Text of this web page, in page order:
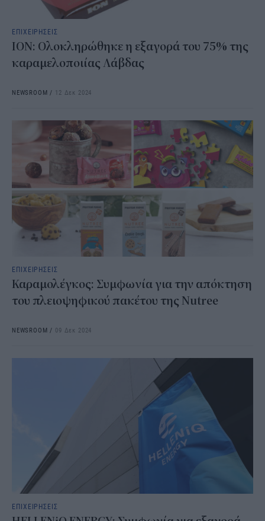
ΕΠΙΧΕΙΡΗΣΕΙΣ
ΙΟΝ: Ολοκληρώθηκε η εξαγορά του 75% της
καραμελοποιίας Λάβδας
NEWSROOM / 12 Δεκ 2024
ΕΠΙΧΕΙΡΗΣΕΙΣ
Καραμολέγκος: Συμφωνία για την απόκτηση
του πλειοψηφικού πακέτου της Nutree
NEWSROOM / 09 Δεκ 2024
ΕΠΙΧΕΙΡΗΣΕΙΣ